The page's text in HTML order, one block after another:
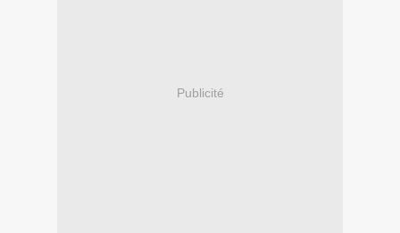
Publicité